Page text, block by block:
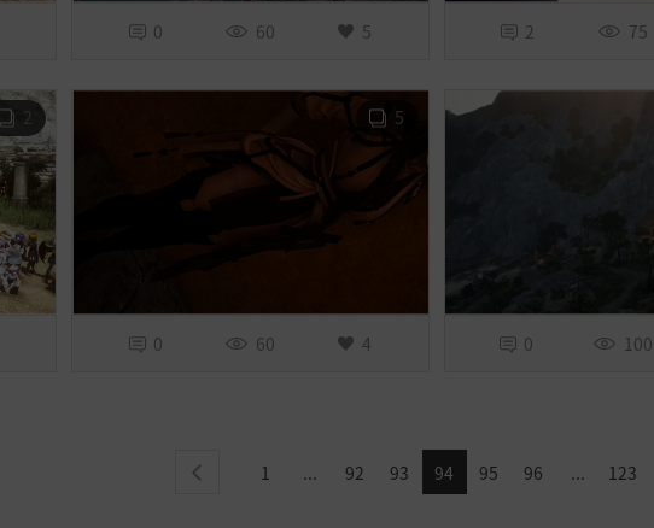
0 60 5 2 75
2 5
0 60 4 0 100
previous1 ... 92 93 94 95 96 ... 123